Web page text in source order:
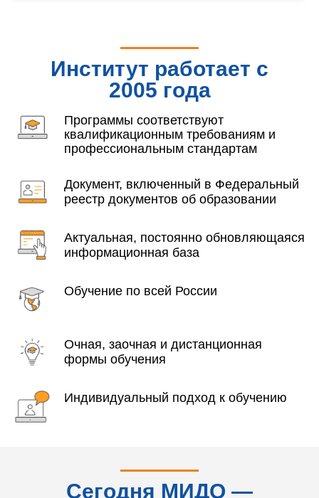
Институт работает с
2005 года
Программы соответствуют
квалификационным требованиям и
профессиональным стандартам
Документ, включенный в Федеральный
реестр документов об образовании
Актуальная, постоянно обновляющаяся
информационная база
Обучение по всей России
Очная, заочная и дистанционная
формы обучения
Индивидуальный подход к обучению
Сегодня МИДО —